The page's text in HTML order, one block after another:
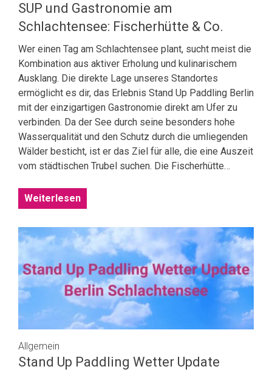
SUP und Gastronomie am
Schlachtensee: Fischerhütte & Co.
Wer einen Tag am Schlachtensee plant, sucht meist die
Kombination aus aktiver Erholung und kulinarischem
Ausklang. Die direkte Lage unseres Standortes
ermöglicht es dir, das Erlebnis Stand Up Paddling Berlin
mit der einzigartigen Gastronomie direkt am Ufer zu
verbinden. Da der See durch seine besonders hohe
Wasserqualität und den Schutz durch die umliegenden
Wälder besticht, ist er das Ziel für alle, die eine Auszeit
vom städtischen Trubel suchen. Die Fischerhütte…
Weiterlesen
Allgemein
Stand Up Paddling Wetter Update